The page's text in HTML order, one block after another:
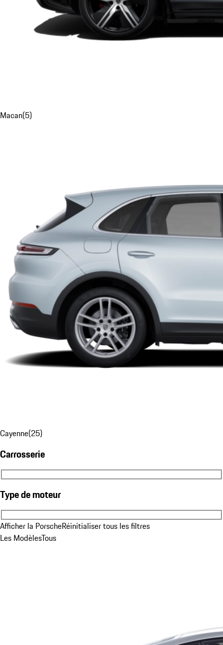
Macan(5)
Cayenne(25)
Carrosserie
Carrosserie
Type de moteur
Type de moteur
Afficher la PorscheRéinitialiser tous les filtres
Les ModèlesTous